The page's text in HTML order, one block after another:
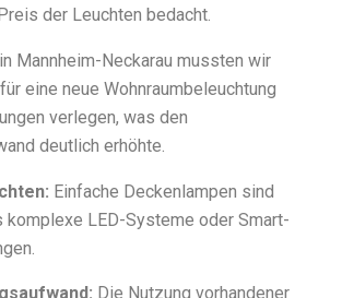
der Leuchten bedacht.
Mannheim-Neckarau mussten wir
eine neue Wohnraumbeleuchtung
verlegen, was den
deutlich erhöhte.
Einfache Deckenlampen sind
komplexe LED-Systeme oder Smart-
Die Nutzung vorhandener